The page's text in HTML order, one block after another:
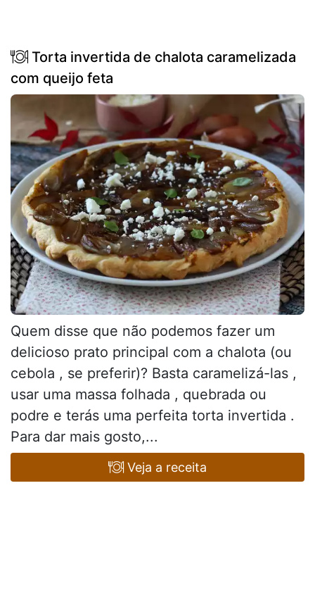
Torta invertida de chalota caramelizada
com queijo feta
Quem disse que não podemos fazer um
delicioso prato principal com a chalota (ou
cebola , se preferir)? Basta caramelizá-las ,
usar uma massa folhada , quebrada ou
podre e terás uma perfeita torta invertida .
Para dar mais gosto,...
Veja a receita